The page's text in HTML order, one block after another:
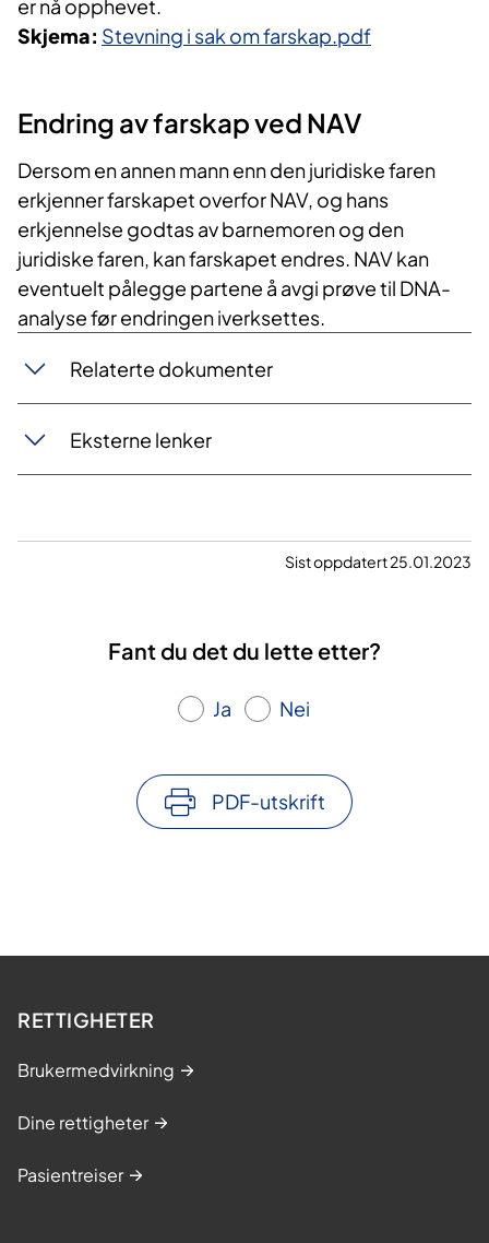
er nå opphevet.
Skjema: Stevning i sak om farskap.pdf
Endring av farskap ved NAV
Dersom en annen mann enn den juridiske faren
erkjenner farskapet overfor NAV, og hans
erkjennelse godtas av barnemoren og den
juridiske faren, kan farskapet endres. NAV kan
eventuelt pålegge partene å avgi prøve til DNA-
analyse før endringen iverksettes.
​Relaterte dokumenter
Eksterne lenker
Sist oppdatert 25.01.2023
Fant du det du lette etter?
Ja Nei
PDF-utskrift
RETTIGHETER
Brukermedvirkning
Dine rettigheter
Pasientreiser